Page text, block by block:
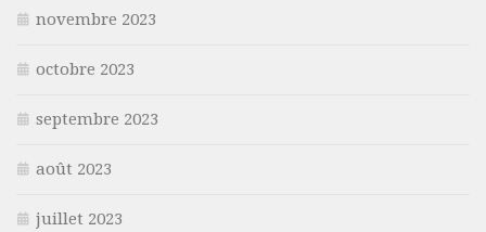
novembre 2023
octobre 2023
septembre 2023
août 2023
juillet 2023